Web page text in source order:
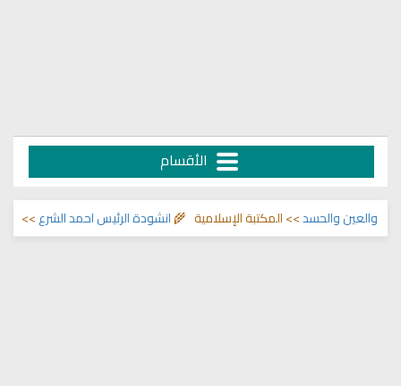
الأقسام
انشودة الرئيس احمد الشرع>> اناشيد والحسد>> المكتبة الإسلامية 🌾